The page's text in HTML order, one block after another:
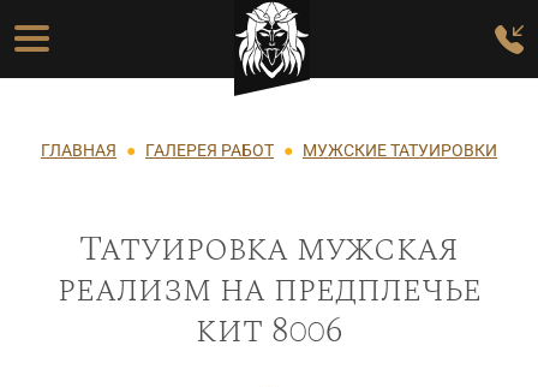
Перейти к основному содержанию
Основная навигация
Строка навигации
ГЛАВНАЯ ГАЛЕРЕЯ РАБОТ МУЖСКИЕ ТАТУИРОВКИ
Татуировка мужская
реализм на предплечье
кит 8006